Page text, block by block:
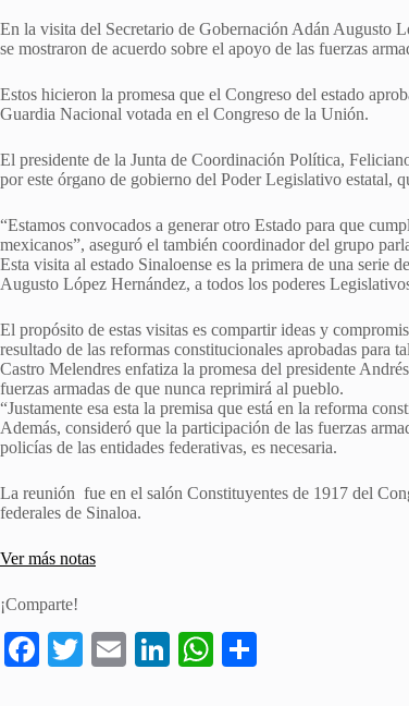
En la visita del Secretario de Gobernación Adán Augusto
se mostraron de acuerdo sobre el apoyo de las fuerzas
Estos hicieron la promesa que el Congreso del estado
Guardia Nacional votada en el Congreso de la Unión.
El presidente de la Junta de Coordinación Política,
por este órgano de gobierno del Poder Legislativo estatal,
“Estamos convocados a generar otro Estado para que
mexicanos”, aseguró el también coordinador del grupo
Esta visita al estado Sinaloense es la primera de una serie
Augusto López Hernández, a todos los poderes
El propósito de estas visitas es compartir ideas y
resultado de las reformas constitucionales aprobadas para
Castro Melendres enfatiza la promesa del presidente
fuerzas armadas de que nunca reprimirá al pueblo.
“Justamente esa esta la premisa que está en la reforma
Además, consideró que la participación de las fuerzas
policías de las entidades federativas, es necesaria.
La reunión fue en el salón Constituyentes de 1917 del
federales de Sinaloa.
Ver más notas
¡Comparte!
Fa T
E
Li
W